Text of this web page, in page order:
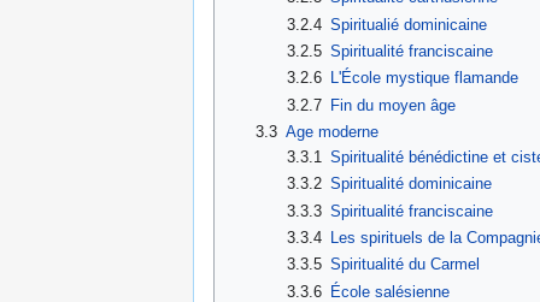
3.2.4 Spiritualié dominicaine
3.2.5 Spiritualité franciscaine
3.2.6 L'École mystique flamande
3.2.7 Fin du moyen âge
3.3 Age moderne
3.3.1 Spiritualité bénédictine et
3.3.2 Spiritualité dominicaine
3.3.3 Spiritualité franciscaine
3.3.4 Les spirituels de la
3.3.5 Spiritualité du Carmel
3.3.6 École salésienne